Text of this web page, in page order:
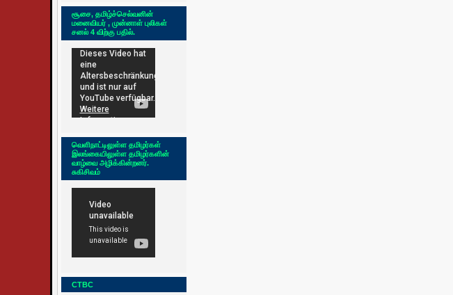
சூசை, தமிழ்ச்செல்வனின்
மனைவியர் , முன்னாள் புலிகள்
சனல் 4 விற்கு பதில்.
வெளிநாட்டிலுள்ள தமிழர்கள்
இலங்கையிலுள்ள தமிழர்களின்
வாழ்வை அழிக்கின்றனர்.
சுகிசிவம்
CTBC